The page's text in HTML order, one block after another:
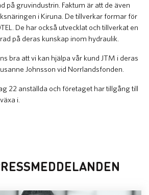
på gruvindustrin. Faktum är att de även
i Kiruna. De tillverkar formar för
De har också utvecklat och tillverkat en
på deras kunskap inom hydraulik.
bra att vi kan hjälpa vår kund JTM i deras
Johnsson vid Norrlandsfonden.
22 anställda och företaget har tillgång till
i.